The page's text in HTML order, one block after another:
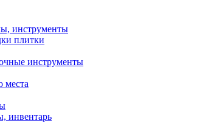
инструменты
плитки
инструменты
места
инвентарь